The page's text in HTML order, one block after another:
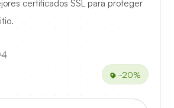
certificados SSL para proteger
-20%